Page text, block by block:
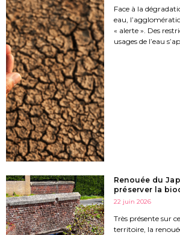
Face à la
eau,
« alerte ». Des
usages de l’eau
Renouée du
préserver la
22 juin 2026
Très présente sur
territoire, la